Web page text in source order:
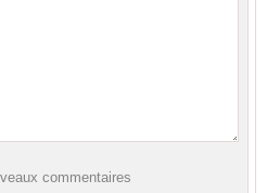
commentaires